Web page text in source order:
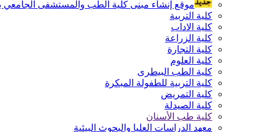
موقع إنشاء مبنى كلية الطب والمستشفى الجامعي
كلية التربية
كلية الاداب
كلية الزراعة
كلية التجارة
كلية العلوم
كلية الطب البيطرى
كلية التربية للطفولة المبكرة
كلية التمريض
كلية الصيدلة
كلية طب الأسنان
معهد الدراسات العليا والبحوث البيئية